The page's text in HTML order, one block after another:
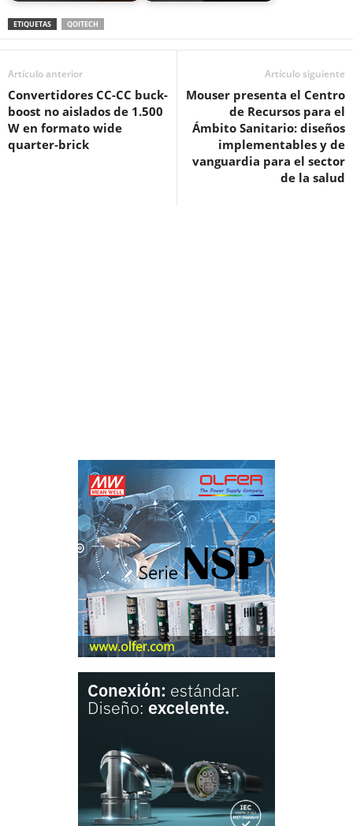
ETIQUETAS QOITECH
Artículo anterior
Convertidores CC-CC buck-
boost no aislados de 1.500
W en formato wide
quarter‑brick
Artículo siguiente
Mouser presenta el Centro
de Recursos para el
Ámbito Sanitario: diseños
implementables y de
vanguardia para el sector
de la salud